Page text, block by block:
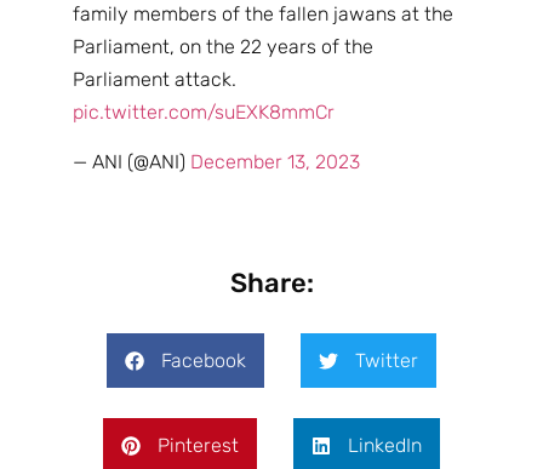
family members of the fallen jawans at the
Parliament, on the 22 years of the
Parliament attack.
pic.twitter.com/suEXK8mmCr
— ANI (@ANI) December 13, 2023
Share:
Facebook Twitter
Pinterest LinkedIn